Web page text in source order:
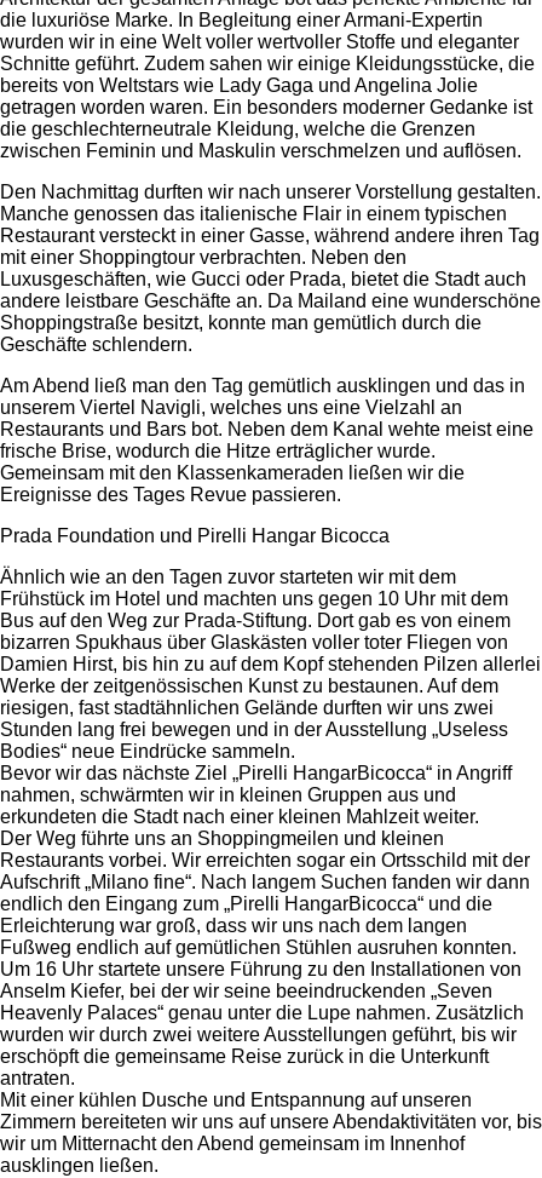
die luxuriöse Marke. In Begleitung einer Armani-Expertin
wurden wir in eine Welt voller wertvoller Stoffe und eleganter
Schnitte geführt. Zudem sahen wir einige Kleidungsstücke, die
bereits von Weltstars wie Lady Gaga und Angelina Jolie
getragen worden waren. Ein besonders moderner Gedanke ist
die geschlechterneutrale Kleidung, welche die Grenzen
zwischen Feminin und Maskulin verschmelzen und auflösen.
Den Nachmittag durften wir nach unserer Vorstellung gestalten.
Manche genossen das italienische Flair in einem typischen
Restaurant versteckt in einer Gasse, während andere ihren Tag
mit einer Shoppingtour verbrachten. Neben den
Luxusgeschäften, wie Gucci oder Prada, bietet die Stadt auch
andere leistbare Geschäfte an. Da Mailand eine wunderschöne
Shoppingstraße besitzt, konnte man gemütlich durch die
Geschäfte schlendern.
Am Abend ließ man den Tag gemütlich ausklingen und das in
unserem Viertel Navigli, welches uns eine Vielzahl an
Restaurants und Bars bot. Neben dem Kanal wehte meist eine
frische Brise, wodurch die Hitze erträglicher wurde.
Gemeinsam mit den Klassenkameraden ließen wir die
Ereignisse des Tages Revue passieren.
Prada Foundation und Pirelli Hangar Bicocca
Ähnlich wie an den Tagen zuvor starteten wir mit dem
Frühstück im Hotel und machten uns gegen 10 Uhr mit dem
Bus auf den Weg zur Prada-Stiftung. Dort gab es von einem
bizarren Spukhaus über Glaskästen voller toter Fliegen von
Damien Hirst, bis hin zu auf dem Kopf stehenden Pilzen allerlei
Werke der zeitgenössischen Kunst zu bestaunen. Auf dem
riesigen, fast stadtähnlichen Gelände durften wir uns zwei
Stunden lang frei bewegen und in der Ausstellung „Useless
Bodies“ neue Eindrücke sammeln.
Bevor wir das nächste Ziel „Pirelli HangarBicocca“ in Angriff
nahmen, schwärmten wir in kleinen Gruppen aus und
erkundeten die Stadt nach einer kleinen Mahlzeit weiter.
Der Weg führte uns an Shoppingmeilen und kleinen
Restaurants vorbei. Wir erreichten sogar ein Ortsschild mit der
Aufschrift „Milano fine“. Nach langem Suchen fanden wir dann
endlich den Eingang zum „Pirelli HangarBicocca“ und die
Erleichterung war groß, dass wir uns nach dem langen
Fußweg endlich auf gemütlichen Stühlen ausruhen konnten.
Um 16 Uhr startete unsere Führung zu den Installationen von
Anselm Kiefer, bei der wir seine beeindruckenden „Seven
Heavenly Palaces“ genau unter die Lupe nahmen. Zusätzlich
wurden wir durch zwei weitere Ausstellungen geführt, bis wir
erschöpft die gemeinsame Reise zurück in die Unterkunft
antraten.
Mit einer kühlen Dusche und Entspannung auf unseren
Zimmern bereiteten wir uns auf unsere Abendaktivitäten vor, bis
wir um Mitternacht den Abend gemeinsam im Innenhof
ausklingen ließen.